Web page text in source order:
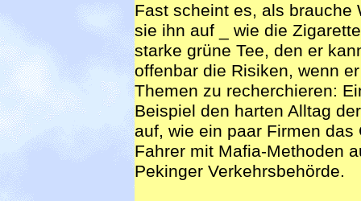
Fast scheint es, als brauche
sie ihn auf _ wie die
starke grüne Tee, den er
offenbar die Risiken, wenn
Themen zu recherchieren:
Beispiel den harten Alltag
auf, wie ein paar Firmen
Fahrer mit Mafia-Methoden
Pekinger Verkehrsbehörde.